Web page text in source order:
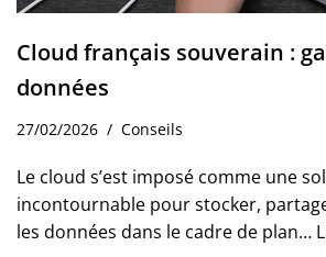
Cloud français souverain :
données
27/02/2026 Conseils
Le cloud s’est imposé comme une
incontournable pour stocker,
les données dans le cadre de plan…